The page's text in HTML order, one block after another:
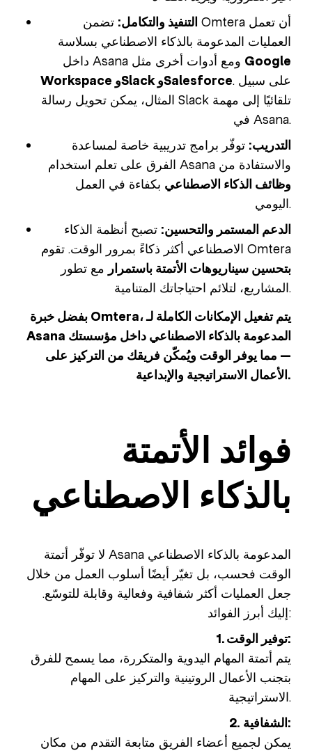
التنفيذ والتكامل: تضمن Omtera أن تعمل
العمليات المدعومة بالذكاء الاصطناعي بسلاسة
Google
Workspace وSlack وSalesforce. على سبيل
المثال، يمكن تحويل رسالة Slack تلقائيًا إلى مهمة
في Asana.
التدريب: توفّر برامج تدريبية خاصة لمساعدة
الفرق على تعلم استخدام Asana والاستفادة من
وظائف الذكاء الاصطناعي بكفاءة في العمل
اليومي.
الدعم المستمر والتحسين: تصبح أنظمة الذكاء
الاصطناعي أكثر ذكاءً بمرور الوقت. تقوم Omtera
بتحسين سيناريوهات الأتمتة باستمرار مع تطور
المشاريع، لتلائم احتياجاتك المتنامية.
بفضل خبرة Omtera، يتم تفعيل الإمكانات الكاملة لـ
Asana المدعومة بالذكاء الاصطناعي داخل مؤسستك
— مما يوفر الوقت ويُمكّن فريقك من التركيز على
الأعمال الاستراتيجية والإبداعية.
فوائد الأتمتة
بالذكاء الاصطناعي
لا توفّر أتمتة Asana المدعومة بالذكاء الاصطناعي
الوقت فحسب، بل تغيّر أيضًا أسلوب العمل من خلال
جعل العمليات أكثر شفافية وفعالية وقابلة للتوسّع.
إليك أبرز الفوائد:
1. توفير الوقت:
يتم أتمتة المهام اليدوية والمتكررة، مما يسمح للفرق
بتجنب الأعمال الروتينية والتركيز على المهام
الاستراتيجية.
2. الشفافية:
يمكن لجميع أعضاء الفريق متابعة التقدم من مكان